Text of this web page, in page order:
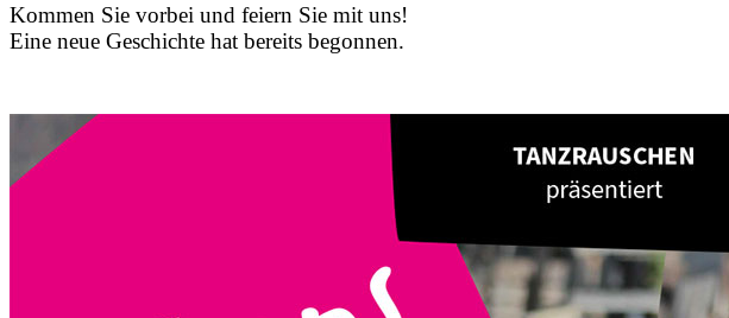
Kommen Sie vorbei und feiern Sie mit uns!
Eine neue Geschichte hat bereits begonnen.